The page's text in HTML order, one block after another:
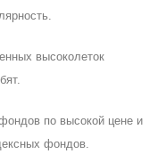
высоколеток
по высокой цене и
фондов.